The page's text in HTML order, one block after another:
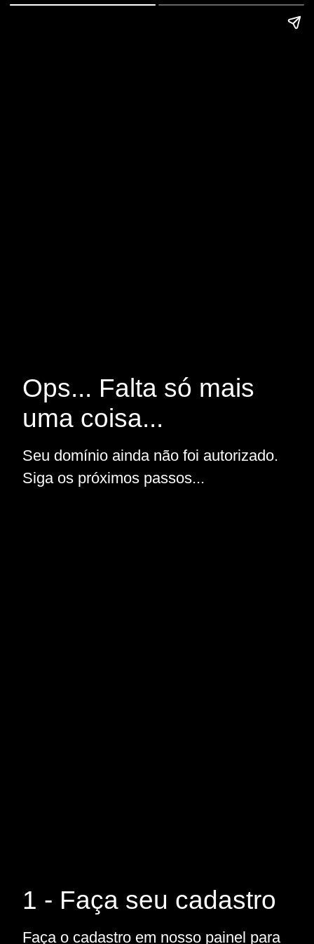
Ops... Falta só mais
uma coisa...
Seu domínio ainda não foi autorizado.
Siga os próximos passos...
1 - Faça seu cadastro
Faça o cadastro em nosso painel para